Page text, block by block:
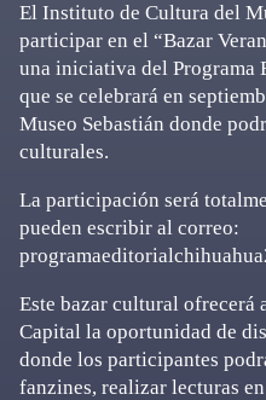
El Instituto de Cultura del
participar en el “Bazar
una iniciativa del Programa
que se celebrará en
Museo Sebastián donde
culturales.
La participación será
pueden escribir al correo:
Este bazar cultural ofrecerá
Capital la oportunidad de
donde los participantes
fanzines, realizar lecturas